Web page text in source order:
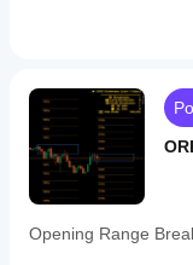
Opening Range